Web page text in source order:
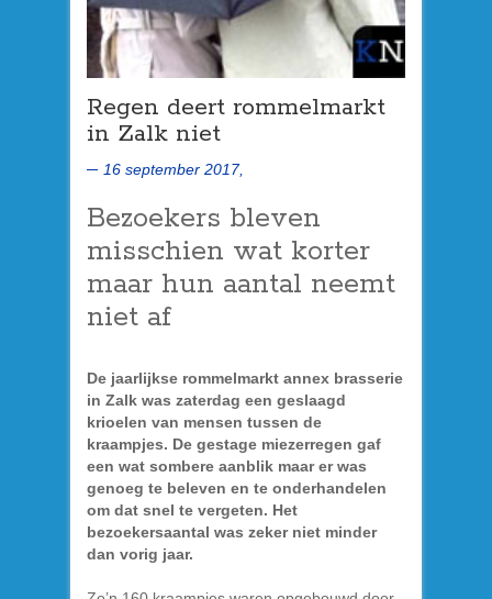
Regen deert rommelmarkt
in Zalk niet
16 september 2017,
Bezoekers bleven
misschien wat korter
maar hun aantal neemt
niet af
De jaarlijkse rommelmarkt annex brasserie
in Zalk was zaterdag een geslaagd
krioelen van mensen tussen de
kraampjes. De gestage miezerregen gaf
een wat sombere aanblik maar er was
genoeg te beleven en te onderhandelen
om dat snel te vergeten. Het
bezoekersaantal was zeker niet minder
dan vorig jaar.